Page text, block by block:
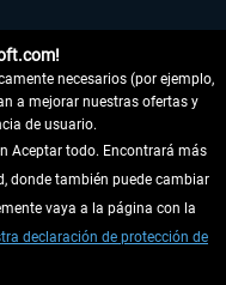
necesarios (por ejemplo,
a mejorar nuestras ofertas y
de usuario.
Aceptar todo. Encontrará más
donde también puede cambiar
vaya a la página con la
declaración de protección de